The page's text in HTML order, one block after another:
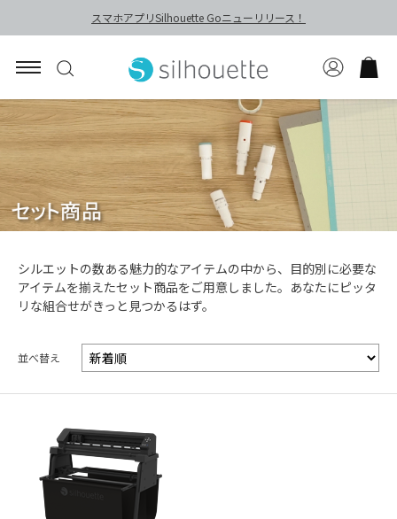
スマホアプリSilhouette Goニューリリース！
シルエットの数ある魅力的なアイテムの中から、目的別に必要な
アイテムを揃えたセット商品をご用意しました。あなたにピッタ
リな組合せがきっと見つかるはず。
並べ替え